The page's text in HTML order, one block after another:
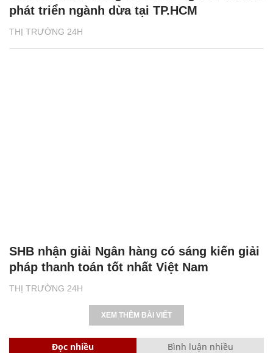
THỊ TRƯỜNG 24H
phát triển ngành dừa tại TP.HCM
THỊ TRƯỜNG 24H
SHB nhận giải Ngân hàng có sáng kiến giải
pháp thanh toán tốt nhất Việt Nam
XEM THÊM BÀI VIẾT
Đọc nhiều Bình luận nhiều